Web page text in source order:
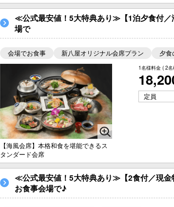
≪公式最安値！5大特典あり≫【1泊夕食付／
場で
会場でお食事 新八屋オリジナル会席プラン 夕食
【海風会席】本格和食を堪能できるス
タンダード会席
1名様料金 ( 2
定員
≪公式最安値！5大特典あり≫【2食付／現金
お食事会場で♪